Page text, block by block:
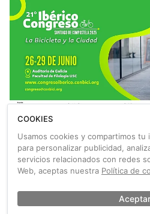
Bicis, ciudades y futuro en
Congreso Ibérico de la
Desde hoy y hasta el 29 de junio,
la cita de referencia sobre movilidad
COOKIES
Usamos cookies y compartimos
para personalizar publicidad,
servicios relacionados con redes
Web, aceptas nuestra Política de
Aceptar